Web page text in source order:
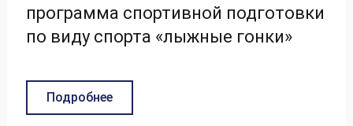
программа спортивной подготовки
по виду спорта «лыжные гонки»
Подробнее